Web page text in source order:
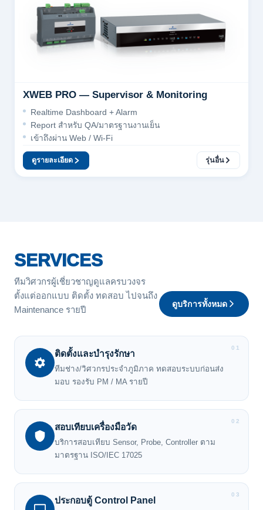
XWEB PRO — Supervisor & Monitoring
Realtime Dashboard + Alarm
Report สำหรับ QA/มาตรฐานงานเย็น
เข้าถึงผ่าน Web / Wi-Fi
ดูรายละเอียด รุ่นอื่น
SERVICES
ทีมวิศวกรผู้เชี่ยวชาญดูแลครบวงจร
ตั้งแต่ออกแบบ ติดตั้ง ทดสอบ ไปจนถึง
Maintenance รายปี
ดูบริการทั้งหมด
01
ติดตั้งและบำรุงรักษา
ทีมช่าง/วิศวกรประจำภูมิภาค ทดสอบระบบก่อนส่ง
มอบ รองรับ PM / MA รายปี
02
สอบเทียบเครื่องมือวัด
บริการสอบเทียบ Sensor, Probe, Controller ตาม
มาตรฐาน ISO/IEC 17025
03
ประกอบตู้ Control Panel